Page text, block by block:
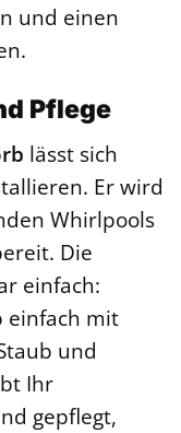
und einen
Pflege
lässt sich
Er wird
Whirlpools
Die
einfach:
einfach mit
und
Ihr
gepflegt,